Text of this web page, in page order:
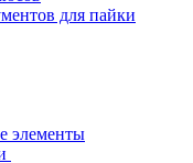
для пайки
элементы